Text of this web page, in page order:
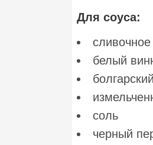
Для соуса:
белый
соль
черный